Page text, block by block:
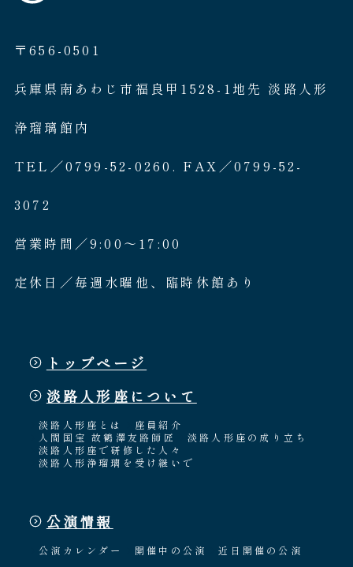
〒656-0501
兵庫県南あわじ市福良甲1528-1地先 淡路人形
浄瑠璃館内
TEL／0799-52-0260. FAX／0799-52-
3072
営業時間／9:00〜17:00
定休日／毎週水曜他、臨時休館あり
トップページ
淡路人形座について
淡路人形座とは
座員紹介
人間国宝 故鶴澤友路師匠
淡路人形座の成り立ち
淡路人形座で研修した人々
淡路人形浄瑠璃を受け継いで
公演情報
公演カレンダー 開催中の公演 近日開催の公演